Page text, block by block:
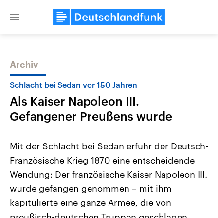
Close
Themen
Landtagswahl Sachsen-Anhalt
2026
Alle Informationen
Sachsen-Anhalt wählt am 6.
September 2026 einen neuen
Landtag. Seit 2021 wird das
Bundesland von einer Koalition aus
USA
Aktuelle Beiträge,
Hintergründe
Wirtschaftlich und
gehören die Vereinigten
den mächtigsten Ländern
mit großem Einfluss auf
Archiv
Schlacht bei Sedan vor 150 Jahren
Als Kaiser Napoleon III.
Gefangener Preußens wurde
Mit der Schlacht bei Sedan erfuhr der Deutsch-
Französische Krieg 1870 eine entscheidende
Wendung: Der französische Kaiser Napoleon III.
wurde gefangen genommen – mit ihm
kapitulierte eine ganze Armee, die von